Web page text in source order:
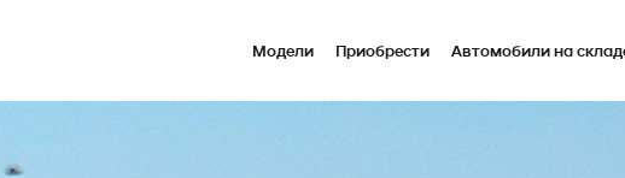
Модели Приобрести Автомобили на